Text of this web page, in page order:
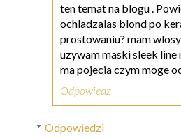
ten temat na blogu .
ochladzalas blond po
prostowaniu? mam
uzywam maski sleek
ma pojecia czym moge
Odpowiedz
Odpowiedzi